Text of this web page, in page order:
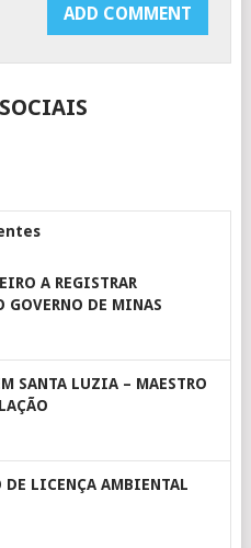
A REGISTRAR
GOVERNO DE MINAS
SANTA LUZIA – MAESTRO
DE LICENÇA AMBIENTAL